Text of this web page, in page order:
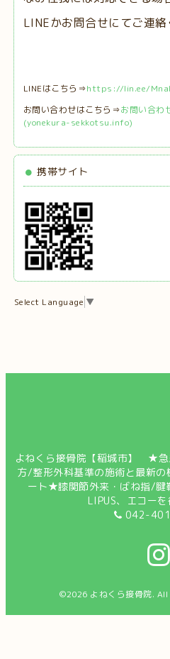
LINEかお問合せにてご連絡
LINEはこちら⇒https://lin.ee/
お問い合わせはこちら⇒お問い合わ
(yonekura-sekkotsu.info)
携帯サイト
Select Language ▼
よねくら接骨院【稲城市】 ★
方/整形外科基準の施術と最新
ート★膝関節外来・ばね指/腱
LIPUS、エコー
042-
©2026 よねくら接骨院.